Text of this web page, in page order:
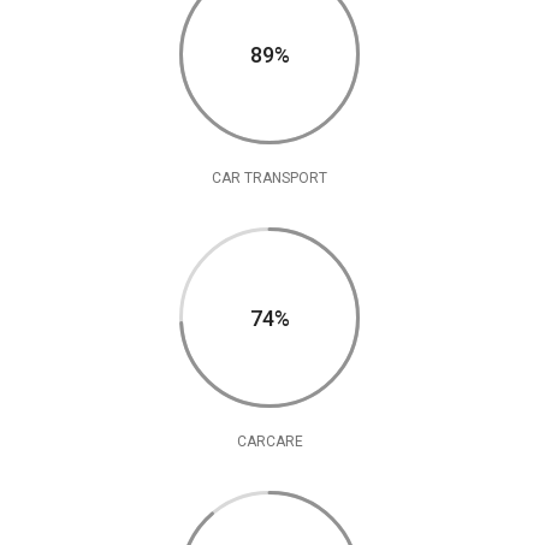
90%
CAR TRANSPORT
75%
CARCARE